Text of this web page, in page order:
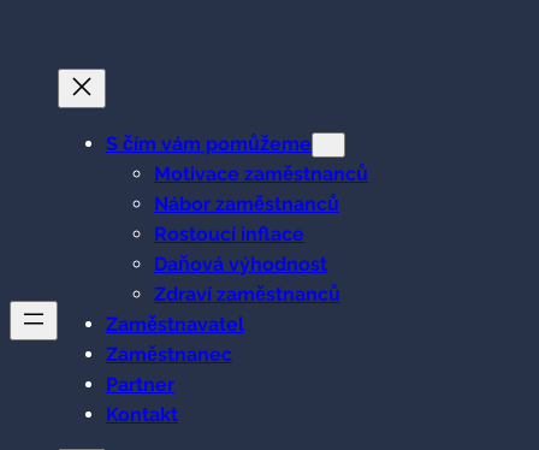
S čím vám pomůžeme
Motivace zaměstnanců
Nábor zaměstnanců
Rostoucí inflace
Daňová výhodnost
Zdraví zaměstnanců
Zaměstnavatel
Zaměstnanec
Partner
Kontakt